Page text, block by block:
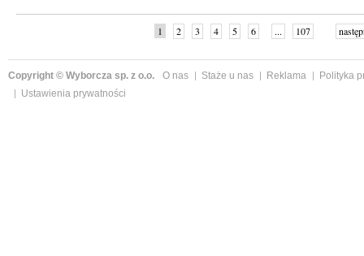
1 2 3 4 5 6 ... 107
Copyright © Wyborcza sp. z o.o. O nas Staże u nas Reklama
Polityka
Ustawienia prywatności